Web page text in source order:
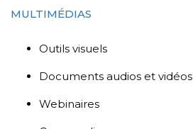
MULTIMÉDIAS
Outils visuels
Documents audios et vidéos
Webinaires